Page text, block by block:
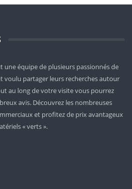
équipe de plusieurs passionnés de
voulu partager leurs recherches autour
au long de votre visite vous pourrez
avis. Découvrez les nombreuses
et profitez de prix avantageux
« verts ».